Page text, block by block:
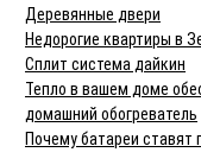
Деревянные двери
Недорогие квартиры в
Сплит система дайкин
Тепло в вашем доме
домашний обогреватель
Почему батареи ставят